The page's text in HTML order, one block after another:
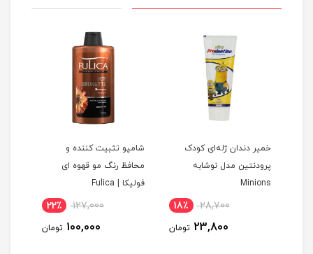
خمیر دندان ژله‌ای کودک
پرودنتین مدل نوشابه
Minions
28,700 18٪
23,800 تومان
شامپو تثبیت کننده و
محافظ رنگ مو قهوه ای
فولیکا | Fulica
127,000 22٪
100,000 تومان